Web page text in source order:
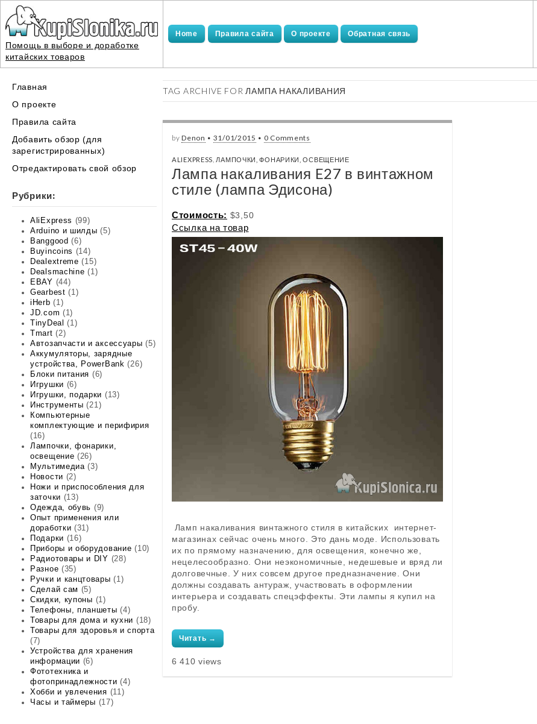
Помощь в выборе и доработке
китайских товаров
Home Правила сайта О проекте Обратная связь
Main
Skip
content
Главная
О проекте
Правила сайта
Добавить обзор (для
зарегистрированных)
Отредактировать свой обзор
Рубрики:
AliExpress (99)
Arduino и шилды (5)
Banggood (6)
Buyincoins (14)
Dealextreme (15)
Dealsmachine (1)
EBAY (44)
Gearbest (1)
iHerb (1)
JD.com (1)
TinyDeal (1)
Tmart (2)
Автозапчасти и аксессуары (5)
Аккумуляторы, зарядные
устройства, PowerBank (26)
Блоки питания (6)
Игрушки (6)
Игрушки, подарки (13)
Инструменты (21)
Компьютерные
комплектующие и перифирия
(16)
Лампочки, фонарики,
освещение (26)
Мультимедиа(3)
Новости (2)
Ножи и приспособления для
заточки (13)
Одежда, обувь (9)
Опыт применения или
доработки (31)
Подарки (16)
Приборы и оборудование (10)
Радиотовары и DIY (28)
Разное (35)
Ручки и канцтовары (1)
Сделай сам (5)
Скидки, купоны (1)
Телефоны, планшеты (4)
Товары для дома и кухни (18)
Товары для здоровья и спорта
(7)
Устройства для хранения
информации (6)
Фототехника и
фотопринадлежности (4)
Хобби и увлечения (11)
Часы и таймеры (17)
TAG ARCHIVE FOR ЛАМПА НАКАЛИВАНИЯ
byDenon • 31/01/2015 • 0 Comments
ALIEXPRESS ЛАМПОЧКИ, ФОНАРИКИ, ОСВЕЩЕНИЕ
Лампа накаливания E27 в винтажном
стиле (лампа Эдисона)
Стоимость: $3,50
Ссылка на товар
Ламп накаливания винтажного стиля в китайских интернет-
магазинах сейчас очень много. Это дань моде. Использовать
их по прямому назначению, для освещения, конечно же,
нецелесообразно. Они неэкономичные, недешевые и вряд ли
долговечные. У них совсем другое предназначение. Они
должны создавать антураж, участвовать в оформлении
интерьера и создавать спецэффекты. Эти лампы я купил на
пробу.
Читать →
6 410 views